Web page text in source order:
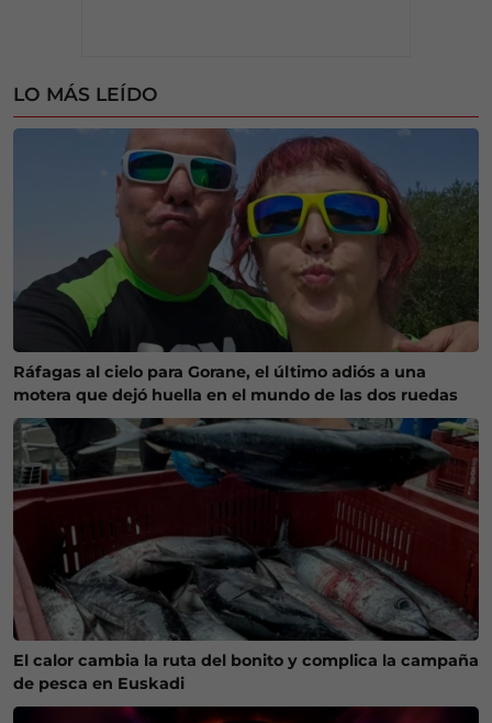
LO MÁS LEÍDO
Ráfagas al cielo para Gorane, el último adiós a una
motera que dejó huella en el mundo de las dos ruedas
El calor cambia la ruta del bonito y complica la campaña
de pesca en Euskadi